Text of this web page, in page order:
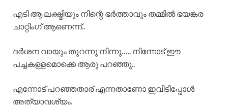
എടി ആ ലക്ഷ്മിയും നിന്റെ ഭർത്താവും തമ്മിൽ ഭയങ്കര
ചാറ്റിംഗ് ആണെന്ന്..
ദർശന വായും തുറന്നു നിന്നു….. നിന്നോട് ഈ
പച്ചകള്ളമൊക്കെ ആരു പറഞ്ഞു..
എന്നോട് പറഞ്ഞതാര് എന്നതാണോ ഇവിടിപ്പോൾ
അത്യാവശ്യം.